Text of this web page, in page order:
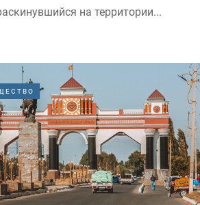
на территории...